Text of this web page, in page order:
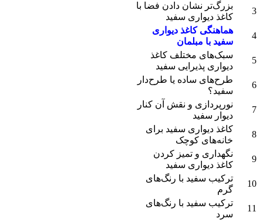
3
بزرگ‌تر نشان دادن فضا با
کاغذ دیواری سفید
4
هماهنگی کاغذ دیواری
سفید با مبلمان
5
سبک‌های مختلف کاغذ
دیواری پذیرایی سفید
6
طرح‌های ساده یا طرح‌دار
سفید؟
7
نورپردازی و نقش آن کنار
دیوار سفید
8
کاغذ دیواری سفید برای
خانه‌های کوچک
9
نگهداری و تمیز کردن
کاغذ دیواری سفید
10
ترکیب سفید با رنگ‌های
گرم
11
ترکیب سفید با رنگ‌های
سرد